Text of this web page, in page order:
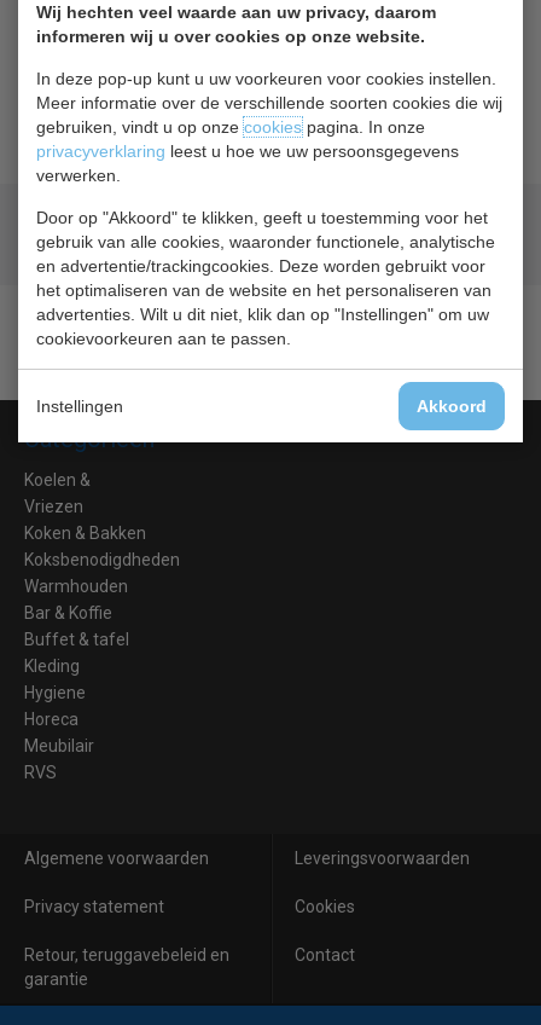
Wij hechten veel waarde aan uw privacy, daarom
informeren wij u over cookies op onze website.
In deze pop-up kunt u uw voorkeuren voor cookies instellen.
Meer informatie over de verschillende soorten cookies die wij
gebruiken, vindt u op onzecookiespagina. In onze
privacyverklaring leest u hoe we uw persoonsgegevens
verwerken.
Door op "Akkoord" te klikken, geeft u toestemming voor het
gebruik van alle cookies, waaronder functionele, analytische
en advertentie/trackingcookies. Deze worden gebruikt voor
het optimaliseren van de website en het personaliseren van
advertenties. Wilt u dit niet, klik dan op "Instellingen" om uw
cookievoorkeuren aan te passen.
Instellingen Akkoord
Beschrijving
Geleider linkerkant Voor CC663, CD616, G592-G595, U629-
U630, DL899, DL893, DL894, DL898
Geld terugprijsgarantie
Lage prijzen hoge service
Categorieën
Koelen &
Vriezen
Koken & Bakken
Koksbenodigdheden
Warmhouden
Bar & Koffie
Buffet & tafel
Kleding
Hygiene
Horeca
Meubilair
RVS
Algemene voorwaarden Leveringsvoorwaarden
Privacy statement Cookies
Retour, teruggavebeleid en
garantie
Contact